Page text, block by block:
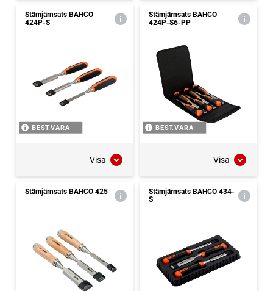
Stämjärnsats BAHCO
424P-S
BEST.VARA
Visa
Stämjärnsats BAHCO
424P-S6-PP
BEST.VARA
Visa
Stämjärnsats BAHCO 425
Stämjärnsats BAHCO 434-
S